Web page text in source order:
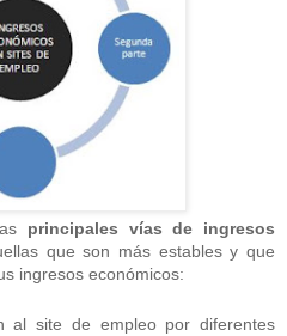
principales vías de ingresos
que son más estables y que
ingresos económicos:
al site de empleo por diferentes